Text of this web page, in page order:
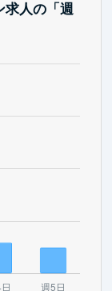
求人の「週